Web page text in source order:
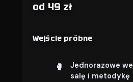
od 49 zł
Wejście próbne
Jednorazowe
salę i metodykę